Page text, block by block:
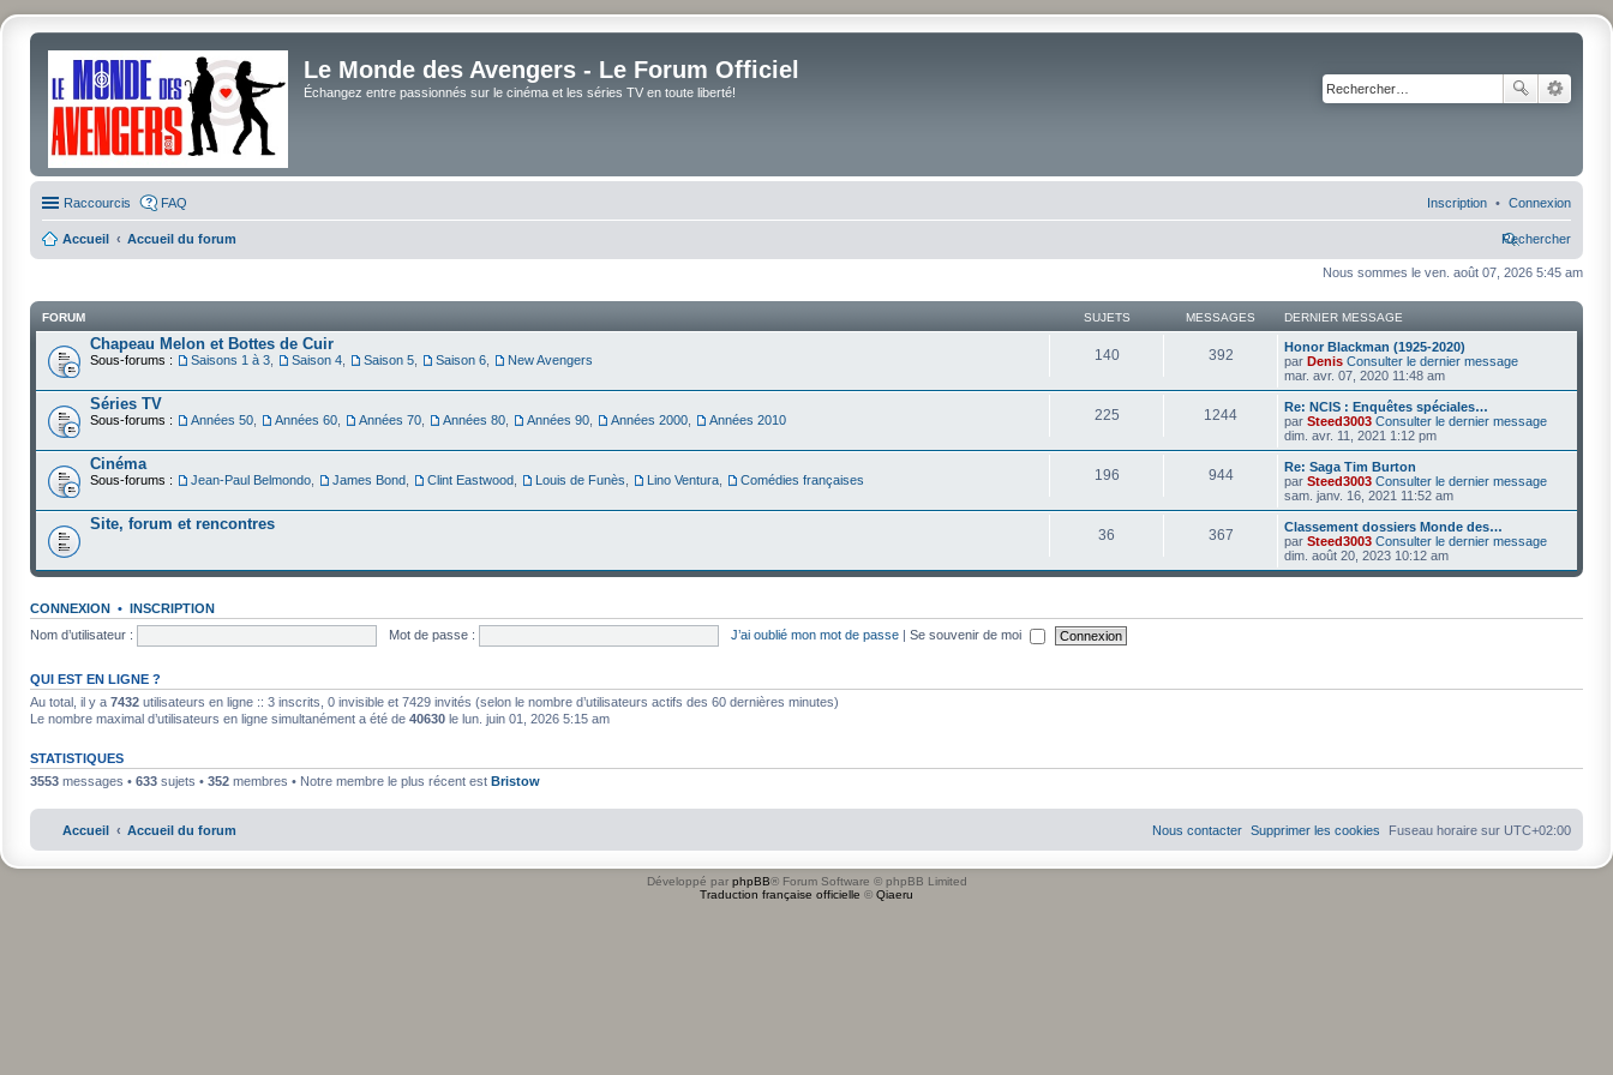
Le Monde des Avengers - Le Forum Officiel
Échangez entre passionnés sur le cinéma et les séries TV en toute liberté!
Raccourcis FAQ Connexion
Inscription
Accueil Accueil du forum Rechercher
Nous sommes le ven. août 07, 2026 5:45 am
FORUM SUJETS MESSAGES DERNIER MESSAGE
Chapeau Melon et Bottes de Cuir
Sous-forums : Saisons 1 à 3 Saison 4 Saison 5 Saison 6 New Avengers 140 392
Honor Blackman (1925-2020)
par Denis Consulter le dernier message
mar. avr. 07, 2020 11:48 am
Séries TV
Sous-forums : Années 50 Années 60 Années 70 Années 80 Années 90 Années 2000 Années 2010 225 1244
Re: NCIS : Enquêtes spéciales…
par Steed3003 Consulter le dernier message
dim. avr. 11, 2021 1:12 pm
Cinéma
Sous-forums : Jean-Paul Belmondo James Bond Clint Eastwood Louis de Funès Lino Ventura Comédies françaises 196 944
Re: Saga Tim Burton
par Steed3003 Consulter le dernier message
sam. janv. 16, 2021 11:52 am
Site, forum et rencontres
36 367
Classement dossiers Monde des…
par Steed3003 Consulter le dernier message
dim. août 20, 2023 10:12 am
CONNEXION • INSCRIPTION
Nom d’utilisateur :
Mot de passe : J’ai oublié mon mot de passe | Se souvenir de moi
QUI EST EN LIGNE ?
Au total, il y a 7432 utilisateurs en ligne :: 3 inscrits, 0 invisible et 7429 invités (selon le nombre d’utilisateurs actifs des 60 dernières minutes)
Le nombre maximal d’utilisateurs en ligne simultanément a été de 40630 le lun. juin 01, 2026 5:15 am
STATISTIQUES
3553 messages • 633 sujets • 352 membres • Notre membre le plus récent est Bristow
Accueil Accueil du forum Fuseau horaire sur UTC+02:00
Supprimer les cookies
Nous contacter
Développé par phpBB® Forum Software © phpBB Limited
Traduction française officielle © Qiaeru